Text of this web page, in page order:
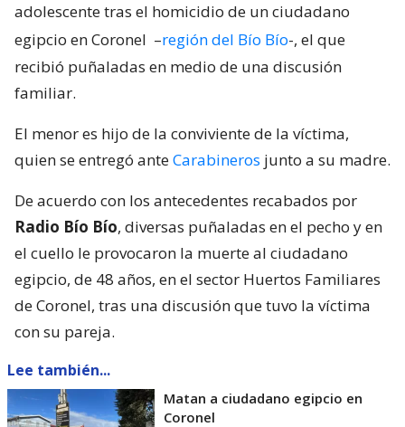
adolescente tras el homicidio de un ciudadano
egipcio en Coronel –región del Bío Bío-, el que
recibió puñaladas en medio de una discusión
familiar.
El menor es hijo de la conviviente de la víctima,
quien se entregó anteCarabineros junto a su madre.
De acuerdo con los antecedentes recabados por
Radio Bío Bío, diversas puñaladas en el pecho y en
el cuello le provocaron la muerte al ciudadano
egipcio, de 48 años, en el sector Huertos Familiares
de Coronel, tras una discusión que tuvo la víctima
con su pareja.
Lee también...
Matan a ciudadano egipcio en
Coronel